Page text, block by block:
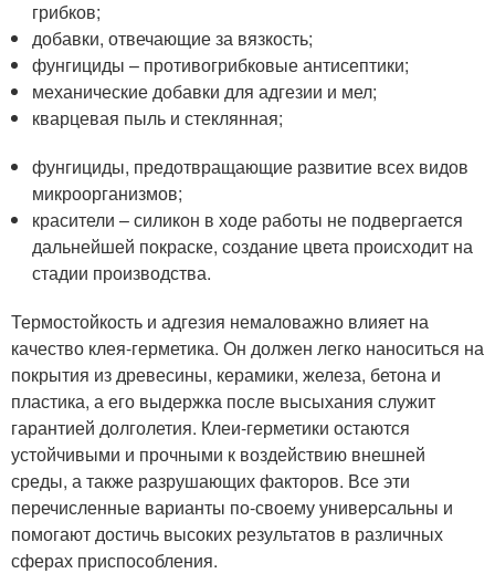
грибков;
добавки, отвечающие за вязкость;
фунгициды – противогрибковые антисептики;
механические добавки для адгезии и мел;
кварцевая пыль и стеклянная;
фунгициды, предотвращающие развитие всех видов
микроорганизмов;
красители – силикон в ходе работы не подвергается
дальнейшей покраске, создание цвета происходит на
стадии производства.
Термостойкость и адгезия немаловажно влияет на
качество клея-герметика. Он должен легко наноситься на
покрытия из древесины, керамики, железа, бетона и
пластика, а его выдержка после высыхания служит
гарантией долголетия. Клеи-герметики остаются
устойчивыми и прочными к воздействию внешней
среды, а также разрушающих факторов. Все эти
перечисленные варианты по-своему универсальны и
помогают достичь высоких результатов в различных
сферах приспособления.